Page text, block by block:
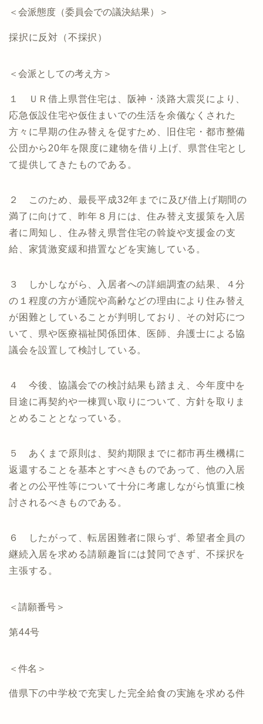
＜会派態度（委員会での議決結果）＞
採択に反対（不採択）
＜会派としての考え方＞
１ ＵＲ借上県営住宅は、阪神・淡路大震災により、
応急仮設住宅や仮住まいでの生活を余儀なくされた
方々に早期の住み替えを促すため、旧住宅・都市整備
公団から20年を限度に建物を借り上げ、県営住宅とし
て提供してきたものである。
２ このため、最長平成32年までに及び借上げ期間の
満了に向けて、昨年８月には、住み替え支援策を入居
者に周知し、住み替え県営住宅の斡旋や支援金の支
給、家賃激変緩和措置などを実施している。
３ しかしながら、入居者への詳細調査の結果、４分
の１程度の方が通院や高齢などの理由により住み替え
が困難としていることが判明しており、その対応につ
いて、県や医療福祉関係団体、医師、弁護士による協
議会を設置して検討している。
４ 今後、協議会での検討結果も踏まえ、今年度中を
目途に再契約や一棟買い取りについて、方針を取りま
とめることとなっている。
５ あくまで原則は、契約期限までに都市再生機構に
返還することを基本とすべきものであって、他の入居
者との公平性等について十分に考慮しながら慎重に検
討されるべきものである。
６ したがって、転居困難者に限らず、希望者全員の
継続入居を求める請願趣旨には賛同できず、不採択を
主張する。
＜請願番号＞
第44号
＜件名＞
借県下の中学校で充実した完全給食の実施を求める件